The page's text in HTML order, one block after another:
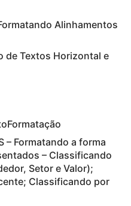
Alinhamentos
de Textos Horizontal e
– Formatando a forma
– Classificando
Setor e Valor);
Classificando por